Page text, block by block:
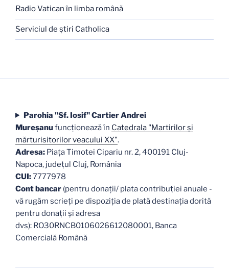
Radio Vatican în limba română
Serviciul de ştiri Catholica
Parohia "Sf. Iosif" Cartier Andrei
Mureşanufuncţionează în Catedrala "Martirilor şi
mărturisitorilor veacului XX".
Adresa: Piaţa Timotei Cipariu nr. 2, 400191 Cluj-
Napoca, judeţul Cluj, România
CUI:7777978
Cont bancar (pentru donații/ plata contribuției anuale -
vă rugăm scrieți pe dispoziția de plată destinația dorită
pentru donații și adresa
dvs): RO30RNCB0106026612080001, Banca
Comercială Română